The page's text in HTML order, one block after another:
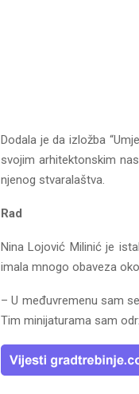
Dodala je da izložba
svojim arhitektonskim
njenog stvaralaštva.
Rad
Nina Lojović Milinić je
imala mnogo obaveza
– U međuvremenu sam
Tim minijaturama sam